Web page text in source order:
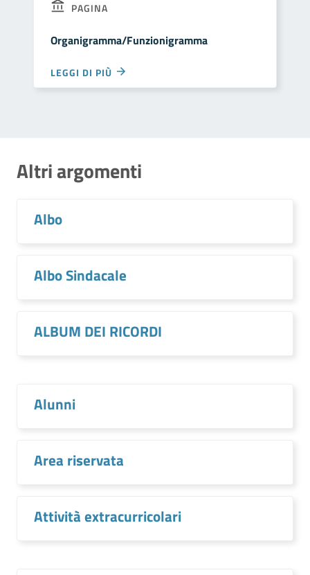
PAGINA
Organigramma/Funzionigramma
LEGGI DI PIÙ
Altri argomenti
Albo
Albo Sindacale
ALBUM DEI RICORDI
Alunni
Area riservata
Attività extracurricolari